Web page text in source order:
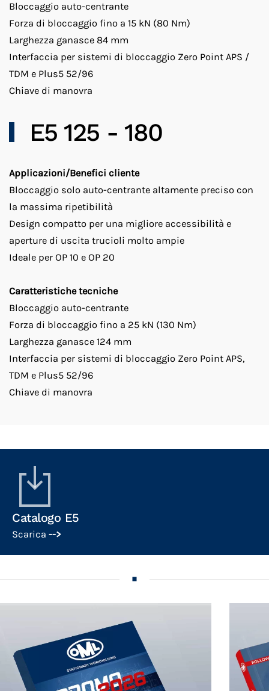
Bloccaggio auto-centrante
Forza di bloccaggio fino a 15 kN (80 Nm)
Larghezza ganasce 84 mm
Interfaccia per sistemi di bloccaggio Zero Point APS /
TDM e Plus5 52/96
Chiave di manovra
E5 125 - 180
Applicazioni/Benefici cliente
Bloccaggio solo auto-centrante altamente preciso con
la massima ripetibilità
Design compatto per una migliore accessibilità e
aperture di uscita trucioli molto ampie
Ideale per OP 10 e OP 20
Caratteristiche tecniche
Bloccaggio auto-centrante
Forza di bloccaggio fino a 25 kN (130 Nm)
Larghezza ganasce 124 mm
Interfaccia per sistemi di bloccaggio Zero Point APS,
TDM e Plus5 52/96
Chiave di manovra
Catalogo E5
Scarica -->